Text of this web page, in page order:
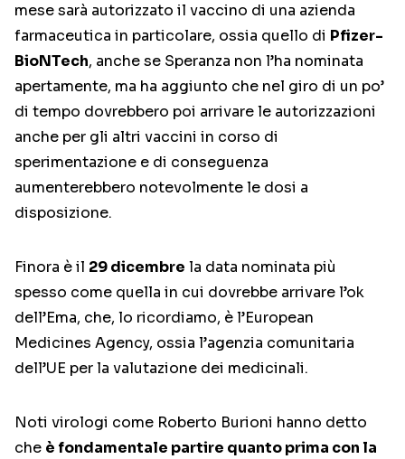
mese sarà autorizzato il vaccino di una azienda
farmaceutica in particolare, ossia quello di Pfizer-
BioNTech, anche se Speranza non l’ha nominata
apertamente, ma ha aggiunto che nel giro di un po’
di tempo dovrebbero poi arrivare le autorizzazioni
anche per gli altri vaccini in corso di
sperimentazione e di conseguenza
aumenterebbero notevolmente le dosi a
disposizione.
Finora è il 29 dicembre la data nominata più
spesso come quella in cui dovrebbe arrivare l’ok
dell’Ema, che, lo ricordiamo, è l’European
Medicines Agency, ossia l’agenzia comunitaria
dell’UE per la valutazione dei medicinali.
Noti virologi come Roberto Burioni hanno detto
che è fondamentale partire quanto prima con la